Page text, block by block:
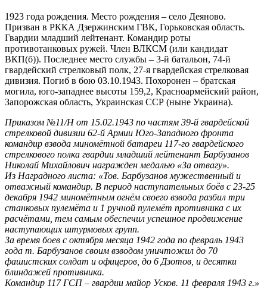
1923 года рождения. Место рождения – село Деяново.
Призван в РККА Дзержинским ГВК, Горьковская область.
Гвардии младший лейтенант. Командир роты
противотанковых ружей. Член ВЛКСМ (или кандидат
ВКП(б)). Последнее место службы – 3-й батальон, 74-й
гвардейский стрелковый полк, 27-я гвардейская стрелковая
дивизия. Погиб в бою 03.10.1943. Похоронен – братская
могила, юго-западнее высоты 159,2, Красноармейский район,
Запорожская область, Украинская ССР (ныне Украина).
Приказом №11/Н от 15.02.1943 по частям 39-й гвардейской
стрелковой дивизии 62-й Армии Юго-Западного фронта
командир взвода миномётной батареи 117-го гвардейского
стрелкового полка гвардии младший лейтенант Барбузанов
Николай Михайлович награжден медалью «За отвагу».
Из Наградного листа: «Тов. Барбузанов мужественный и
отважный командир. В период наступательных боёв с 23-25
декабря 1942 миномётным огнём своего взвода разбил три
станковых пулемёта и 1 ручной пулемёт противника с их
расчётами, тем самым обеспечил успешное продвижение
наступающих штурмовых групп.
За время боев с октября месяца 1942 года по февраль 1943
года т. Барбузанов своим взводом уничтожил до 70
фашистских солдат и офицеров, до 6 Дзотов, и десятки
блиндажей противника.
Командир 117 ГСП – гвардии майор Усков. 11 февраля 1943 г.»